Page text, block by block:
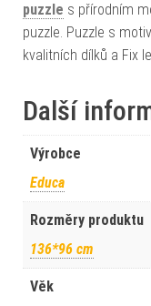
puzzle s přírodním
puzzle. Puzzle s
kvalitních dílků a Fix
Další
Výrobce
Educa
Rozměry produktu
136*96 cm
Věk